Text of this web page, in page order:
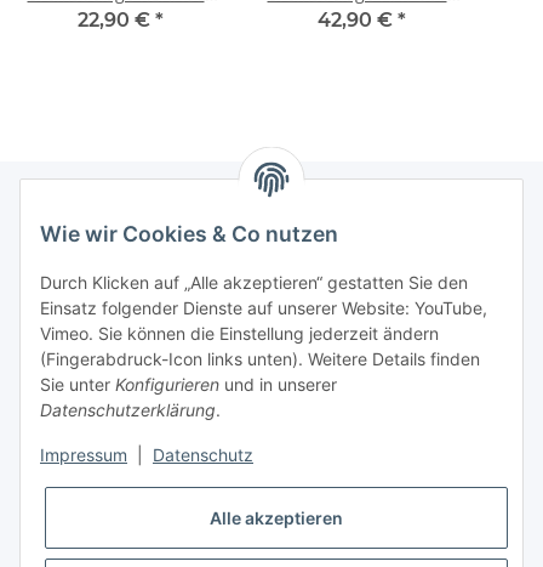
ESPACE 3 III (JE0_) +
22,90 € *
(334_) + JEEP RENEGADE
42,90 € *
Bitte senden Sie mir entsprechend Ihrer
Datenschutzerklärungregelmäßig und jederzeit widerruflich
Informationen zu Ihrem Produktsortiment per E-Mail zu.
Wie wir Cookies & Co nutzen
Durch Klicken auf „Alle akzeptieren“ gestatten Sie den
Einsatz folgender Dienste auf unserer Website: YouTube,
Vimeo. Sie können die Einstellung jederzeit ändern
(Fingerabdruck-Icon links unten). Weitere Details finden
Sie unter Konfigurieren und in unserer
Datenschutzerklärung.
Impressum Datenschutz
Alle akzeptieren